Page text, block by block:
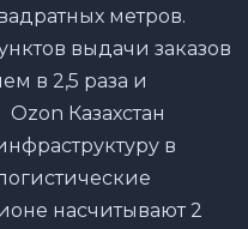
метров.
выдачи заказов
в 2,5 раза и
Казахстан
в
насчитывают 2